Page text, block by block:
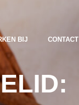
BIJ CONTACT